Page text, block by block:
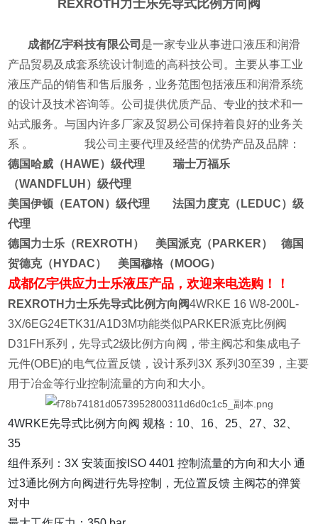
REXROTH力士乐先导式比例方向阀
成都亿宇科技有限公司 是一家专业从事进口液压和润滑
产品贸易及成套系统设计制造的高科技公司。主要从事工业
液压产品的销售和售后服务，业务范围包括液压和润滑系统
的设计及技术咨询等。公司提供优质产品、专业的技术和一
站式服务。与国内许多厂家及贸易公司保持着良好的业务关
系 。 我公司主要代理及经营的优势产品及品牌：
德国哈威（HAWE）级代理 瑞士万福乐
（WANDFLUH）级代理
美国伊顿（EATON）级代理 法国力度克（LEDUC）级
代理
德国力士乐（REXROTH） 美国派克（PARKER） 德国
贺德克（HYDAC） 美国穆格（MOOG）
成都亿宇供应力士乐液压产品，欢迎来电选购！！
REXROTH力士乐先导式比例方向阀4WRKE 16 W8-200L-
3X/6EG24ETK31/A1D3M功能类似PARKER派克比例阀
D31FH系列，先导式2级比例方向阀，带主阀芯和集成电子
元件(OBE)的电气位置反馈，设计系列3X 系列30至39，主要
用于冶金等行业控制流量的方向和大小。
4WRKE先导式比例方向阀 规格：10、16、25、27、32、
35
组件系列：3X 安装面按ISO 4401 控制流量的方向和大小 通
过3通比例方向阀进行先导控制，无位置反馈 主阀芯的弹簧
对中